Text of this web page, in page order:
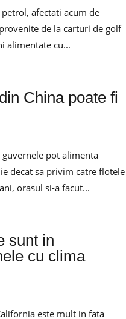
afectati acum de
de la carturi de golf
alimentate cu...
China poate fi
pot alimenta
decat sa privim catre flotele
orasul si-a facut...
sunt in
cu clima
este mult in fata